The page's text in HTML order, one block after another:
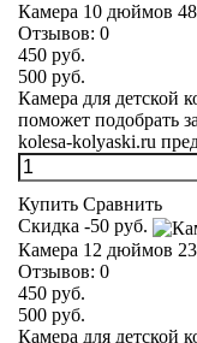
Камера 10 дюймов
Отзывов: 0
450 руб.
500 руб.
Камера для детской
поможет подобрать
kolesa-kolyaski.ru
Купить Сравнить
Скидка -50 руб.
Камера 12 дюймов
Отзывов: 0
450 руб.
500 руб.
Камера для детской